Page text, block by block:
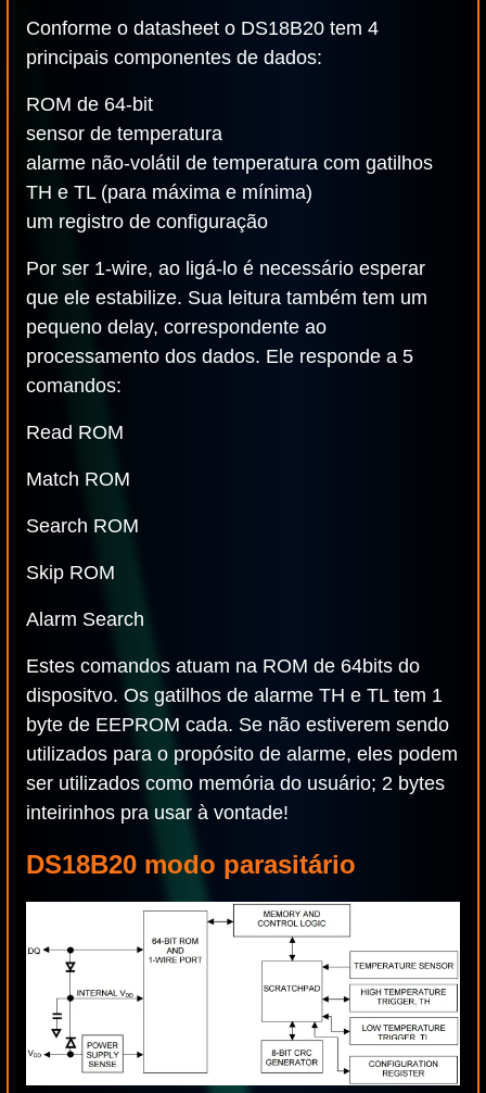
Conforme o datasheet o DS18B20 tem 4
principais componentes de dados:
ROM de 64-bit
sensor de temperatura
alarme não-volátil de temperatura com gatilhos
TH e TL (para máxima e mínima)
um registro de configuração
Por ser 1-wire, ao ligá-lo é necessário esperar
que ele estabilize. Sua leitura também tem um
pequeno delay, correspondente ao
processamento dos dados. Ele responde a 5
comandos:
Read ROM
Match ROM
Search ROM
Skip ROM
Alarm Search
Estes comandos atuam na ROM de 64bits do
dispositvo. Os gatilhos de alarme TH e TL tem 1
byte de EEPROM cada. Se não estiverem sendo
utilizados para o propósito de alarme, eles podem
ser utilizados como memória do usuário; 2 bytes
inteirinhos pra usar à vontade!
DS18B20 modo parasitário